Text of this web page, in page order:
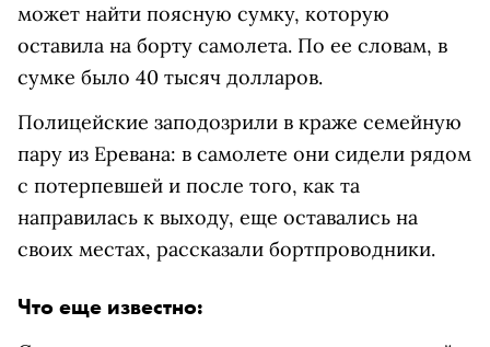
может найти поясную сумку, которую
оставила на борту самолета. По ее словам, в
сумке было 40 тысяч долларов.
Полицейские заподозрили в краже семейную
пару из Еревана: в самолете они сидели рядом
с потерпевшей и после того, как та
направилась к выходу, еще оставались на
своих местах, рассказали бортпроводники.
Что еще известно: